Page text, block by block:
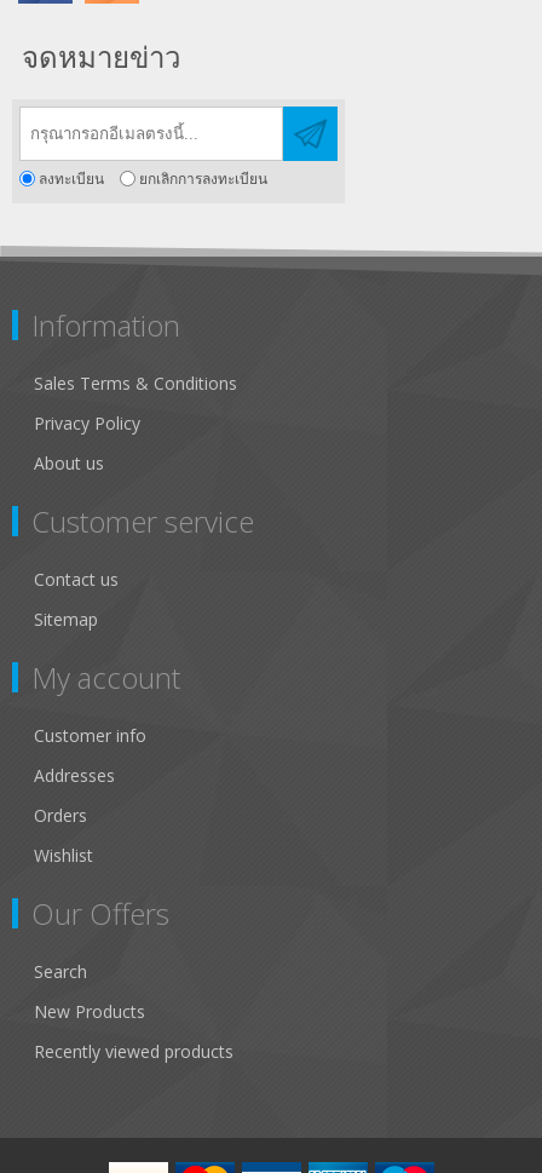
จดหมายข่าว
ลงทะเบียน ยกเลิกการลงทะเบียน
Information
Sales Terms & Conditions
Privacy Policy
About us
Customer service
Contact us
Sitemap
My account
Customer info
Addresses
Orders
Wishlist
Our Offers
Search
New Products
Recently viewed products